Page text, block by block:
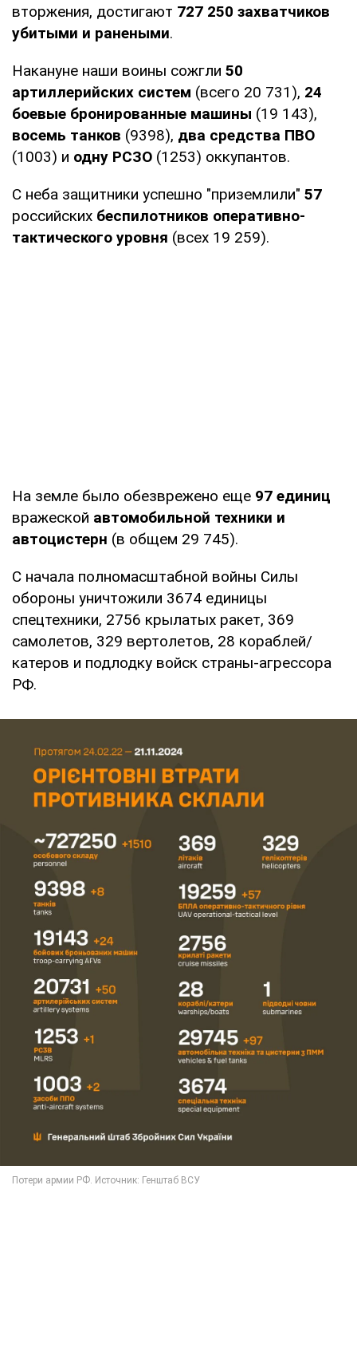
вторжения, достигают 727 250 захватчиков
убитыми и ранеными.
Накануне наши воины сожгли 50
артиллерийских систем (всего 20 731), 24
боевые бронированные машины (19 143),
восемь танков (9398), два средства ПВО
(1003) и одну РСЗО (1253) оккупантов.
С неба защитники успешно "приземлили" 57
российских беспилотников оперативно-
тактического уровня (всех 19 259).
На земле было обезврежено еще 97 единиц
вражеской автомобильной техники и
автоцистерн (в общем 29 745).
С начала полномасштабной войны Силы
обороны уничтожили 3674 единицы
спецтехники, 2756 крылатых ракет, 369
самолетов, 329 вертолетов, 28 кораблей/
катеров и подлодку войск страны-агрессора
РФ.